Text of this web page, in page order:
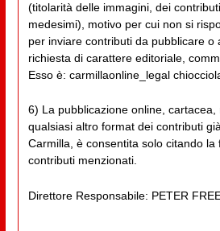
(titolarità delle immagini, dei
medesimi), motivo per cui non si
per inviare contributi da pubblicare o
richiesta di carattere editoriale,
Esso è: carmillaonline_legal
6) La pubblicazione online, cartacea,
qualsiasi altro format dei contributi
Carmilla, è consentita solo citando la
contributi menzionati.
Direttore Responsabile: PETER